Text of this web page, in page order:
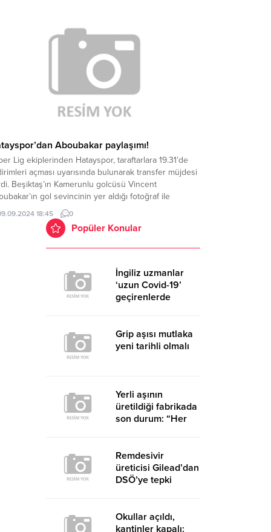
Aboubakar paylaşımı!
Lig ekiplerinden Hatayspor, taraftarlara 19.31’de
açması uyarısında bulunarak transfer müjdesi
Beşiktaş’ın Kamerunlu golcüsü Vincent
gol sevincinin yer aldığı fotoğraf ile
müjdesi verilirken; “Saat 19.31’de bildirimleri
şekilden açıklama yapıldı. Haber Kaynak :
“Yayınlanan tüm haber ve diğer
18:45 0
Popüler Konular
İngiliz uzmanlar
‘uzun Covid-19’
geçirenlerde
çekti
Grip aşısı mutlaka
yeni tarihli olmalı
Yerli aşının
üretildiği fabrikada
son durum: “Her
hazır”
Remdesivir
üreticisi Gilead’dan
DSÖ’ye tepki
Okullar açıldı,
kantinler kapalı: